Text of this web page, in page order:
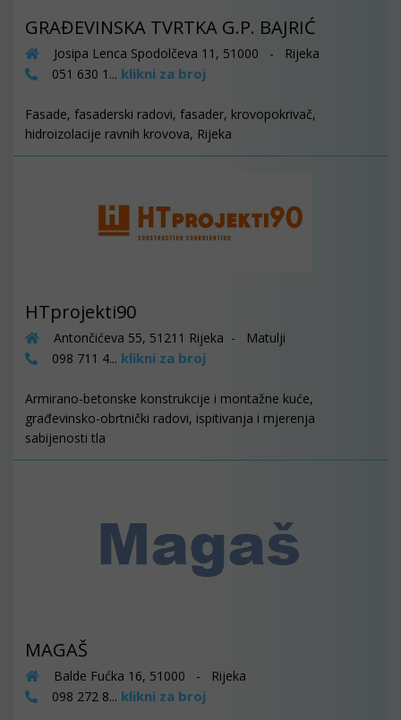
GRAĐEVINSKA TVRTKA G.P. BAJRIĆ
Josipa Lenca Spodolčeva 11, 51000 - Rijeka
051 630 1... klikni za broj
Fasade, fasaderski radovi, fasader, krovopokrivač,
hidroizolacije ravnih krovova, Rijeka
HTprojekti90
Antončićeva 55, 51211 Rijeka - Matulji
098 711 4... klikni za broj
Armirano-betonske konstrukcije i montažne kuće,
građevinsko-obrtnički radovi, ispitivanja i mjerenja
sabijenosti tla
MAGAŠ
Balde Fućka 16, 51000 - Rijeka
098 272 8... klikni za broj